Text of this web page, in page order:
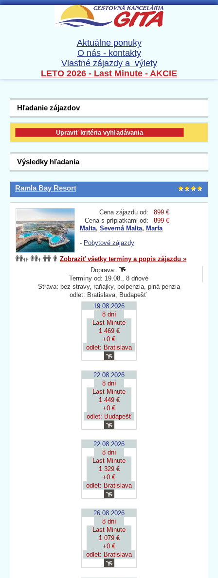
Aktuálne ponuky
O nás - kontakty
Vlastné zájazdy a výlety
LETO 2026 - Last Minute - AKCIE
Hľadanie zájazdov
Výsledky hľadania
Ramla Bay Resort
Cena zájazdu od:
899 €
Cena s príplatkami od:
899 €
Malta, Severná Malta, Marfa
- Pobytové zájazdy
Zobraziť všetky termíny a popis zájazdu »
Doprava:
Termíny od: 19.08., 8 dňové
Strava: bez stravy, raňajky, polpenzia, plná penzia
odlet: Bratislava, Budapešť
19.08.2026
8 dní
Last Minute
1 469 €
+0 €
odlet: Bratislava
22.08.2026
8 dní
Last Minute
1 449 €
+0 €
odlet: Budapešť
22.08.2026
8 dní
Last Minute
1 329 €
+0 €
odlet: Bratislava
26.08.2026
8 dní
Last Minute
1 079 €
+0 €
odlet: Bratislava